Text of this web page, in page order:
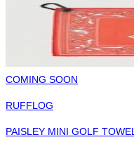
COMING SOON
RUFFLOG
PAISLEY MINI GOLF TOWEL